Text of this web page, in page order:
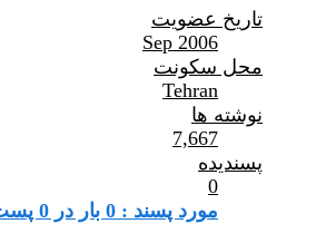
تاریخ عضویت
Sep 2006
محل سکونت
Tehran
نوشته ها
7,667
پسندیده
0
مورد پسند : 0 بار در 0 پست